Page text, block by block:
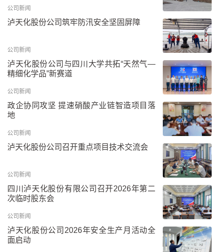
公司新闻
泸天化股份公司筑牢防汛安全坚固屏障
公司新闻
泸天化股份公司与四川大学共拓“天然气—
精细化学品”新赛道
公司新闻
政企协同攻坚 提速硝酸产业链智造项目落
地
公司新闻
泸天化股份公司召开重点项目技术交流会
公司新闻
四川泸天化股份有限公司召开2026年第二
次临时股东会
公司新闻
泸天化股份公司2026年安全生产月活动全
面启动